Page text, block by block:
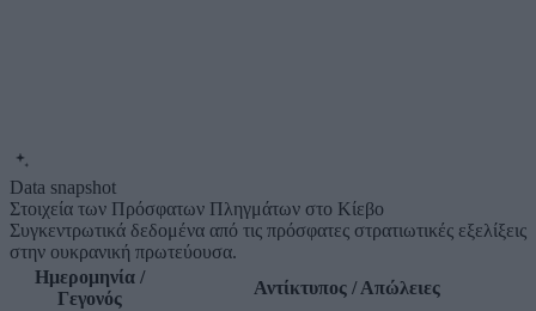
Data snapshot
Στοιχεία των Πρόσφατων Πληγμάτων στο Κίεβο
Συγκεντρωτικά δεδομένα από τις πρόσφατες στρατιωτικές εξελίξεις
στην ουκρανική πρωτεύουσα.
Ημερομηνία /
Γεγονός
Αντίκτυπος / Απώλειες